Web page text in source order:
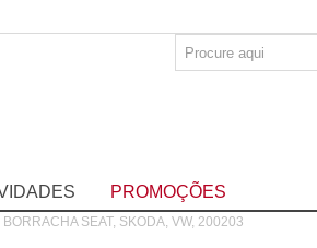
PROMOÇÕES
BORRACHA SEAT, SKODA, VW, 200203